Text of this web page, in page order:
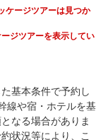
ケージツアーは見つか
ジツアーを表示してい
基本条件で予約し
線や宿・ホテルを基
なる場合がありま
状況等により、こ